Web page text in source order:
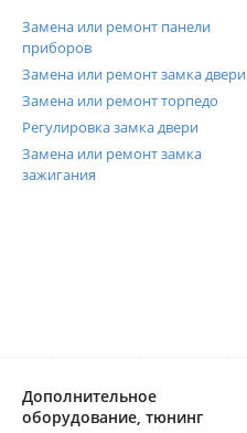
Замена или ремонт панели
приборов
Замена или ремонт замка двери
Замена или ремонт торпедо
Регулировка замка двери
Замена или ремонт замка
зажигания
Дополнительное
оборудование, тюнинг